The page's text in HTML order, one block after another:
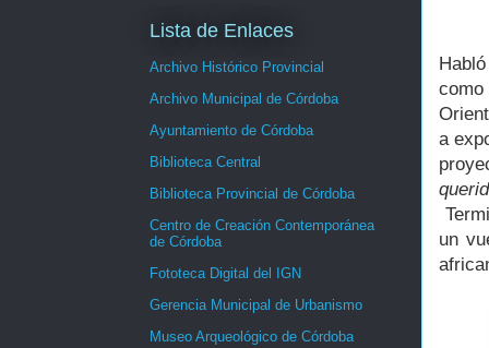
a
un
Lista de Enlaces
Archivo Histórico Provincial
Archivo Municipal de Córdoba
Ayuntamiento de Córdoba
Biblioteca Central
Biblioteca Provincial de Córdoba
Centro de Creación Contemporánea
de Córdoba
Fototeca Digital del IGN
Gerencia Municipal de Urbanismo
Museo Arqueológico de Córdoba